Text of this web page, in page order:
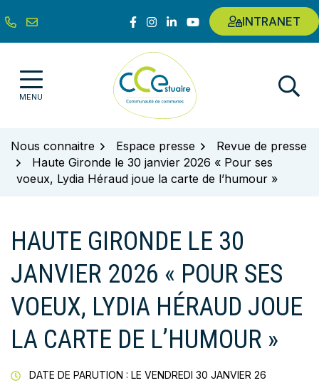
au
contenu
Lien vers le compte Facebook
Lien vers le compte Instagram
Lien vers le compte Linkedin
Lien vers la chaîne Youtube
INTRANET
MENU Communauté de communes de
Nous connaitre Espace presse
Revue de presse
Haute Gironde le 30 janvier 2026 « Pour ses
voeux, Lydia Héraud joue la carte de l’humour »
HAUTE GIRONDE LE 30
JANVIER 2026 « POUR SES
VOEUX, LYDIA HÉRAUD JOUE
LA CARTE DE L’HUMOUR »
DATE DE PARUTION : LE VENDREDI 30 JANVIER 26